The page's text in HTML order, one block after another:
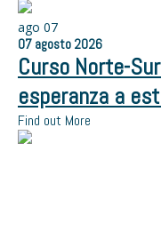
ago 07
07 agosto 2026
Curso Norte-
esperanza a
Find out More